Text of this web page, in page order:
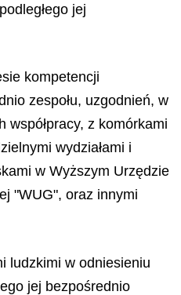
jej
kompetencji
zespołu, uzgodnień, w
współpracy, z komórkami
wydziałami i
w Wyższym Urzędzie
"WUG", oraz innymi
ludzkimi w odniesieniu
jej bezpośrednio